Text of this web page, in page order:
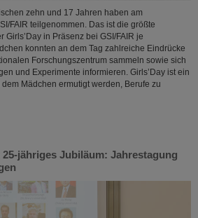
zehn und 17 Jahren haben am
FAIR teilgenommen. Das ist die größte
in Präsenz bei GSI/FAIR je
konnten an dem Tag zahlreiche Eindrücke
Forschungszentrum sammeln sowie sich
und Experimente informieren. Girls’Day ist ein
Mädchen ermutigt werden, Berufe zu
25-jähriges Jubiläum: Jahrestagung